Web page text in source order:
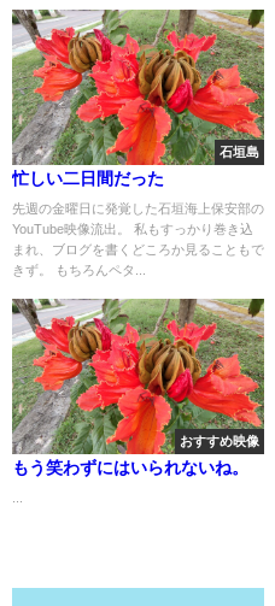
石垣島
忙しい二日間だった
先週の金曜日に発覚した石垣海上保安部の
YouTube映像流出。 私もすっかり巻き込
まれ、ブログを書くどころか見ることもで
きず。 もちろんペタ...
おすすめ映像
もう笑わずにはいられないね。